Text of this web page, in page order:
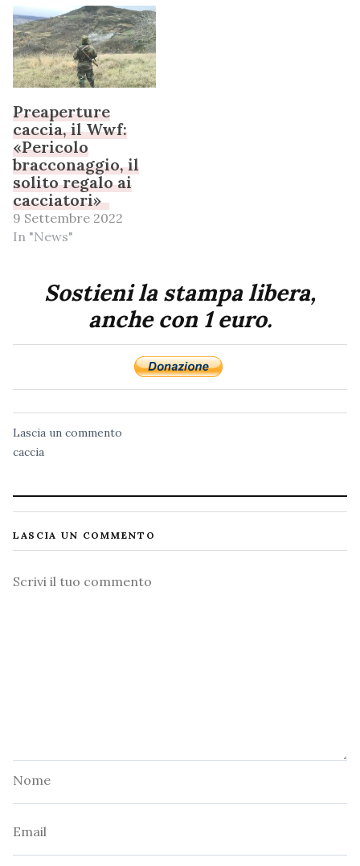
Preaperture
caccia, il Wwf:
«Pericolo
bracconaggio, il
solito regalo ai
cacciatori»
9 Settembre 2022
In "News"
Sostieni la stampa libera,
anche con 1 euro.
Lascia un commento
caccia
LASCIA UN COMMENTO
Commento